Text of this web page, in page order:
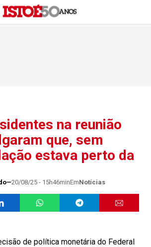
na reunião
que, sem
estava perto da
20/08/25 - 15h46minEmNotícias
de política monetária do Federal